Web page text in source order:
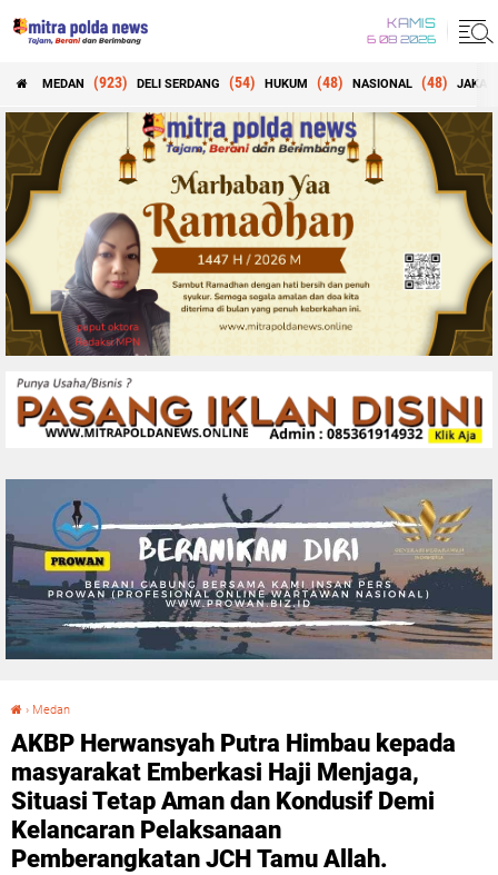
KAMIS
6 08 2026
MEDAN (923) DELI SERDANG (54) HUKUM (48) NASIONAL (48)
› Medan
AKBP Herwansyah Putra Himbau kepada
masyarakat Emberkasi Haji Menjaga,
Situasi Tetap Aman dan Kondusif Demi
Kelancaran Pelaksanaan
Pemberangkatan JCH Tamu Allah.